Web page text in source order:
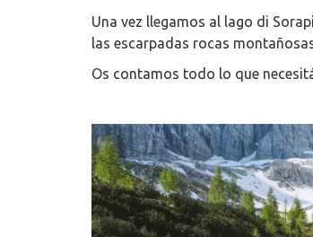
Una vez llegamos al lago di
las escarpadas rocas
Os contamos todo lo que